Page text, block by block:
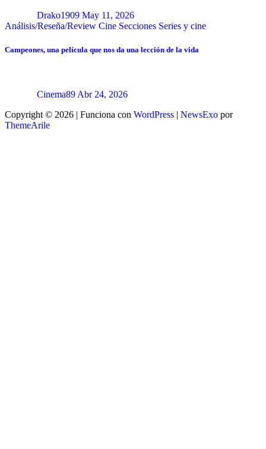
Drako1909 May 11, 2026
Análisis/Reseña/Review Cine Secciones Series y cine
Campeones, una película que nos da una lección de la vida
Cinema89 Abr 24, 2026
Copyright © 2026 | Funciona con WordPress | NewsExo por
ThemeArile